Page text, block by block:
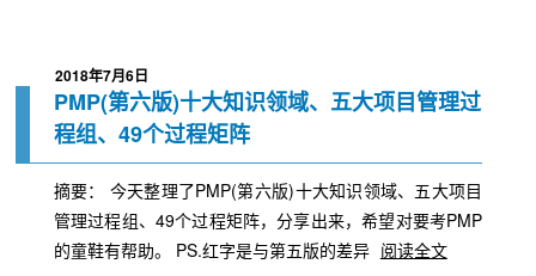
2018年7月6日
PMP(第六版)十大知识领域、五大项目管理过
程组、49个过程矩阵
摘要： 今天整理了PMP(第六版)十大知识领域、五大项目
管理过程组、49个过程矩阵，分享出来，希望对要考PMP
的童鞋有帮助。 PS.红字是与第五版的差异 阅读全文